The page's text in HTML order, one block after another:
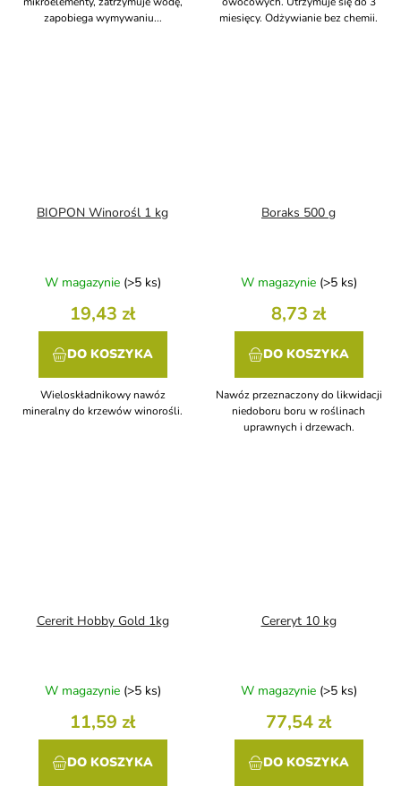
zapobiega wymywaniu...
miesięcy. Odżywianie bez chemii.
BIOPON Winorośl 1 kg
W magazynie (>5 ks)
19,43 zł
DO KOSZYKA
Wieloskładnikowy nawóz
mineralny do krzewów winorośli.
Boraks 500 g
W magazynie (>5 ks)
8,73 zł
DO KOSZYKA
Nawóz przeznaczony do likwidacji
niedoboru boru w roślinach
uprawnych i drzewach.
Cererit Hobby Gold 1kg
W magazynie (>5 ks)
11,59 zł
DO KOSZYKA
Cereryt 10 kg
W magazynie (>5 ks)
77,54 zł
DO KOSZYKA